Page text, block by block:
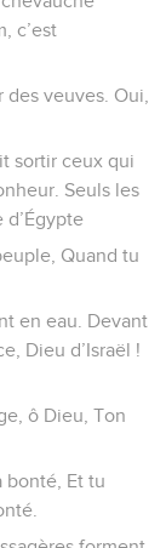
c’est
veuves. Oui,
sortir ceux qui
Seuls les
Quand tu
en eau. Devant
Dieu d’Israël !
ô Dieu, Ton
bonté, Et tu